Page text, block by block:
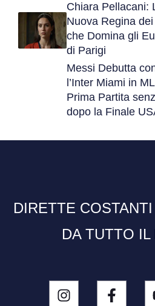
Chiara Pellacani:
Nuova Regina dei
che Domina gli
di Parigi
Messi Debutta
l’Inter Miami in
Prima Partita
dopo la Finale
DIRETTE
DA TUTTO IL